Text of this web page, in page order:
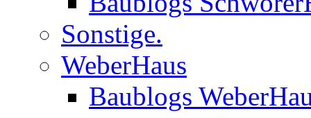
Sonstige.
WeberHaus
Baublogs